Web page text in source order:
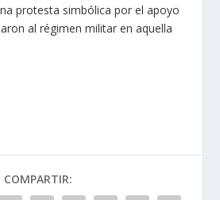
protesta simbólica por el apoyo
al régimen militar en aquella
COMPARTIR: